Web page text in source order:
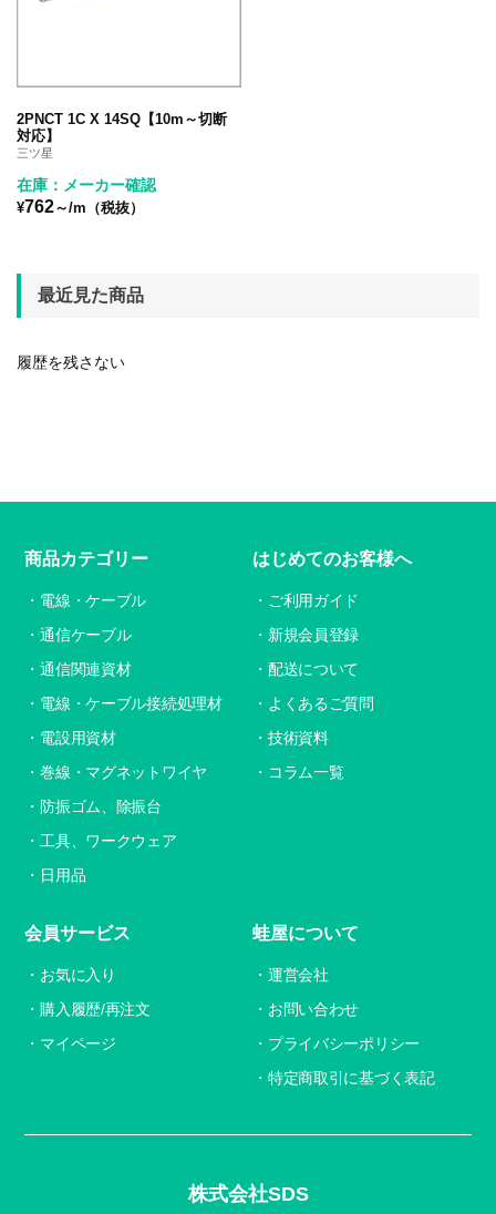
2PNCT 1C X 14SQ【10m～切断
対応】
三ツ星
在庫：メーカー確認
¥762～/m（税抜）
最近見た商品
履歴を残さない
株式会社SDS
商品カテゴリー
電線・ケーブル
通信ケーブル
通信関連資材
電線・ケーブル接続処理材
電設用資材
巻線・マグネットワイヤ
防振ゴム、除振台
工具、ワークウェア
日用品
はじめてのお客様へ
ご利用ガイド
新規会員登録
配送について
よくあるご質問
技術資料
コラム一覧
会員サービス
お気に入り
購入履歴/再注文
マイページ
蛙屋について
運営会社
お問い合わせ
プライバシーポリシー
特定商取引に基づく表記